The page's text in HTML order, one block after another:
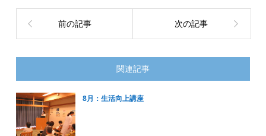
前の記事 次の記事
関連記事
8月：生活向上講座